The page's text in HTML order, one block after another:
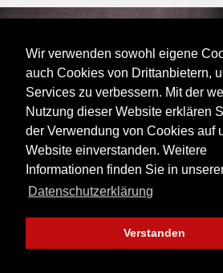
Wir verwenden sowohl eigene
auch Cookies von Drittanbietern,
Services zu verbessern. Mit der
Nutzung dieser Website erklären
der Verwendung von Cookies auf
Website einverstanden. Weitere
Informationen finden Sie in
Datenschutzerklärung
Verstanden